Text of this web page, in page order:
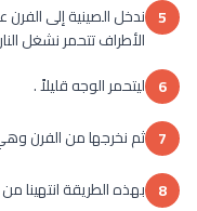
5
الأطراف تتحمر نشغل
6 ليتحمر الوجه قليلاً .
7 ثم نخرجها من الفرن
8 بهذه الطريقة انتهينا